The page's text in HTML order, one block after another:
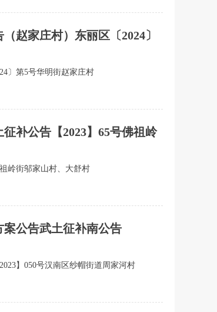
赵家庄村）东丽区〔2024〕
〕第5号华明街赵家庄村
补公告【2023】65号佛祖岭
岭街邬家山村、大舒村
公告武土征补南公告
】050号汉南区纱帽街道周家河村